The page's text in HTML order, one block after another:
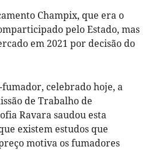
Champix, que era o
pelo Estado, mas
em 2021 por decisão do
celebrado hoje, a
de Trabalho de
Ravara saudou esta
existem estudos que
motiva os fumadores